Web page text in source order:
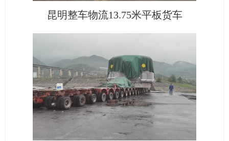
昆明整车物流13.75米平板货车